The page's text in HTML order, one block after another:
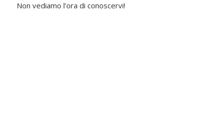
Non vediamo l’ora di conoscervi!